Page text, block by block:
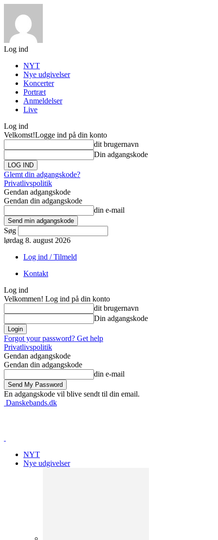
Log ind
NYT
Nye udgivelser
Koncerter
Portræt
Anmeldelser
Live
Log ind
Velkomst!Logge ind på din konto
dit brugernavn
Din adgangskode
Glemt din adgangskode?
Privatlivspolitik
Gendan adgangskode
Gendan din adgangskode
din e-mail
Søg
lørdag 8. august 2026
Log ind / Tilmeld
Kontakt
Log ind
Velkommen! Log ind på din konto
dit brugernavn
Din adgangskode
Forgot your password? Get help
Privatlivspolitik
Gendan adgangskode
Gendan din adgangskode
din e-mail
En adgangskode vil blive sendt til din email.
Danskebands.dk
NYT
Nye udgivelser